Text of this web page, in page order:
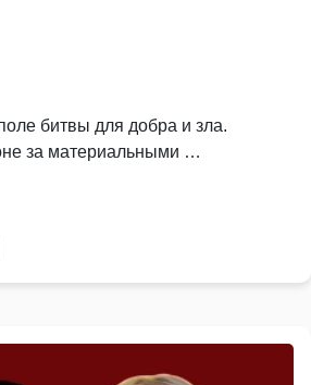
битвы для добра и зла.
за материальными …